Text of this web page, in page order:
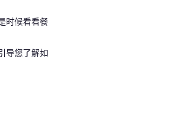
时候看看餐
导您了解如